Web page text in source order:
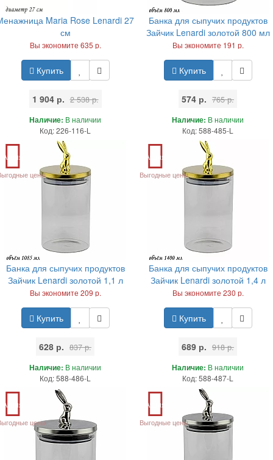
Maria Rose Lenardi 27
см
Вы экономите 635 р.
Купить
1 904 р. 2 538 р.
Наличие: В наличии
Код: 226-116-L
Банка для сыпучих продуктов
Зайчик Lenardi золотой 800 мл
Вы экономите 191 р.
Купить
574 р. 765 р.
Наличие: В наличии
Код: 588-485-L
Акция
цены
Банка для сыпучих продуктов
Зайчик Lenardi золотой 1,1 л
Вы экономите 209 р.
Купить
628 р. 837 р.
Наличие: В наличии
Код: 588-486-L
Акция
Выгодные цены
Банка для сыпучих продуктов
Зайчик Lenardi золотой 1,4 л
Вы экономите 230 р.
Купить
689 р. 918 р.
Наличие: В наличии
Код: 588-487-L
Акция
цены
Акция
Выгодные цены